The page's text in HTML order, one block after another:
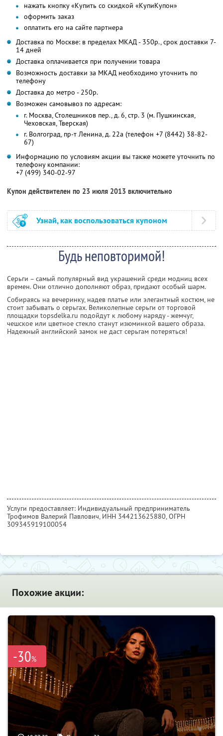
нажать кнопку «Купить со скидкой «КупиКупон»
оформить заказ
оплатить его на сайте партнера
Доставка по Москве: в пределах МКАД - 350р., срок доставки 7-
14 дней
Доставка оплачивается при получении товара
Возможность доставки за МКАД необходимо уточнить по
телефону
Доставка до метро - 250р.
Возможен самовывоз по адресам:
г. Москва, Столешников пер., д. 6, стр. 3 (м. Пушкинская,
Чеховская, Тверская)
г. Волгоград, пр-т Ленина, д. 22а (телефон +7 (8442) 38-82-
67)
Информацию по условиям акции вы также можете уточнить по
телефону компании:
+7 (499) 340-02-97
Купон действителен по 23 июля 2013 включительно
Узнай, как воспользоваться купоном
Будь неповторимой!
Серьги – самый популярный вид украшений среди модниц всех
времен. Они отлично дополняют образ, придают особый шарм.
Собираясь на вечеринку, надев платье или элегантный костюм, не
стоит забывать о серьгах. Великолепные серьги от торговой
площадки topsdelka.ru подойдут к любому наряду - жемчуг,
чешское или цветное стекло станут изюминкой вашего образа.
Надежный английский замок не даст серьгам потеряться!
Услуги предоставляет: Индивидуальный предприниматель
Трофимов Валерий Павлович, ИНН 344213625880, ОГРН
309345919100054
Похожие акции:
-30%